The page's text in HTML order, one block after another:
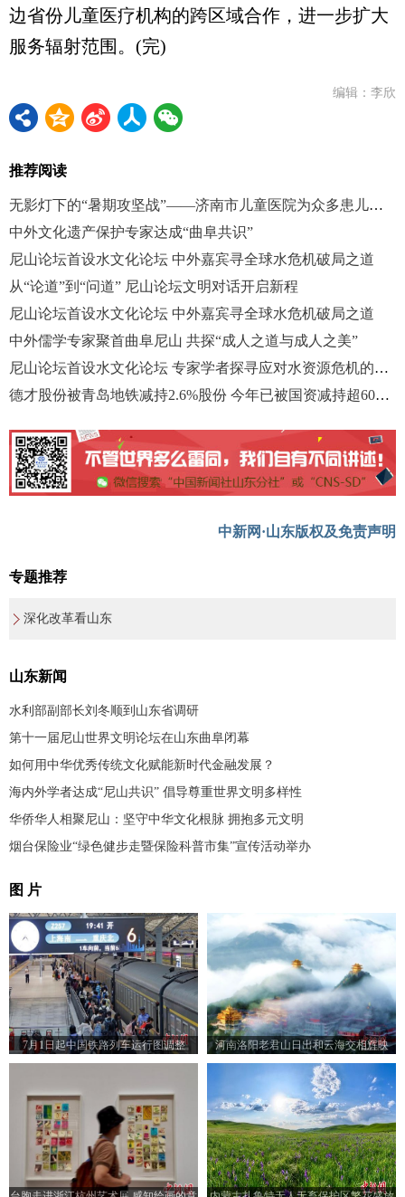
边省份儿童医疗机构的跨区域合作，进一步扩大
服务辐射范围。(完)
编辑：李欣
推荐阅读
无影灯下的“暑期攻坚战”——济南市儿童医院为众多患儿驱病痛
中外文化遗产保护专家达成“曲阜共识”
尼山论坛首设水文化论坛 中外嘉宾寻全球水危机破局之道
从“论道”到“问道” 尼山论坛文明对话开启新程
尼山论坛首设水文化论坛 中外嘉宾寻全球水危机破局之道
中外儒学专家聚首曲阜尼山 共探“成人之道与成人之美”
尼山论坛首设水文化论坛 专家学者探寻应对水资源危机的独特路径
德才股份被青岛地铁减持2.6%股份 今年已被国资减持超600万股
中新网·山东版权及免责声明
专题推荐
深化改革看山东
山东新闻
水利部副部长刘冬顺到山东省调研
第十一届尼山世界文明论坛在山东曲阜闭幕
如何用中华优秀传统文化赋能新时代金融发展？
海内外学者达成“尼山共识” 倡导尊重世界文明多样性
华侨华人相聚尼山：坚守中华文化根脉 拥抱多元文明
烟台保险业“绿色健步走暨保险科普市集”宣传活动举办
图 片
7月1日起中国铁路列车运行图调整 河南洛阳老君山日出和云海交相辉映